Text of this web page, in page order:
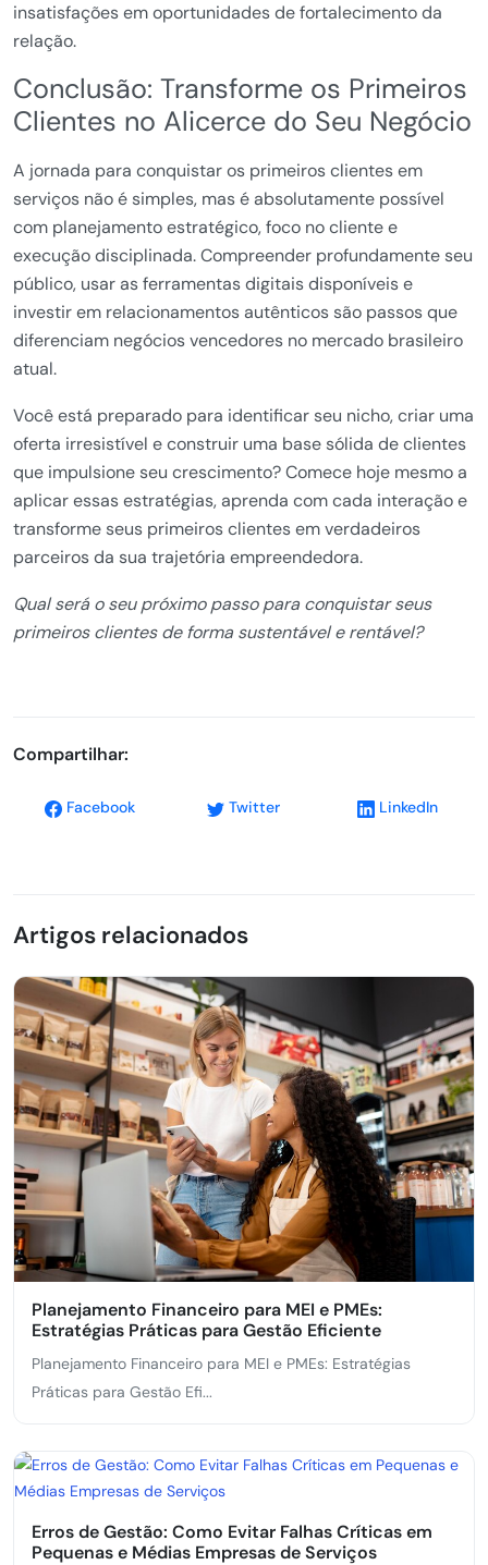
insatisfações em oportunidades de fortalecimento da
relação.
Conclusão: Transforme os Primeiros
Clientes no Alicerce do Seu Negócio
A jornada para conquistar os primeiros clientes em
serviços não é simples, mas é absolutamente possível
com planejamento estratégico, foco no cliente e
execução disciplinada. Compreender profundamente seu
público, usar as ferramentas digitais disponíveis e
investir em relacionamentos autênticos são passos que
diferenciam negócios vencedores no mercado brasileiro
atual.
Você está preparado para identificar seu nicho, criar uma
oferta irresistível e construir uma base sólida de clientes
que impulsione seu crescimento? Comece hoje mesmo a
aplicar essas estratégias, aprenda com cada interação e
transforme seus primeiros clientes em verdadeiros
parceiros da sua trajetória empreendedora.
Qual será o seu próximo passo para conquistar seus
primeiros clientes de forma sustentável e rentável?
Compartilhar:
Facebook Twitter LinkedIn
Artigos relacionados
Planejamento Financeiro para MEI e PMEs:
Estratégias Práticas para Gestão Eficiente
Planejamento Financeiro para MEI e PMEs: Estratégias
Práticas para Gestão Efi...
Erros de Gestão: Como Evitar Falhas Críticas em
Pequenas e Médias Empresas de Serviços